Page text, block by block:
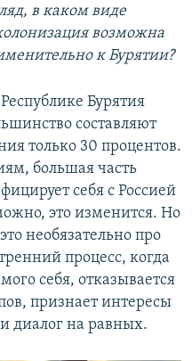
в каком виде
возможна
к Бурятии?
Бурятия
составляют
только 30 процентов.
большая часть
себя с Россией
это изменится. Но
необязательно про
процесс, когда
себя, отказывается
признает интересы
диалог на равных.